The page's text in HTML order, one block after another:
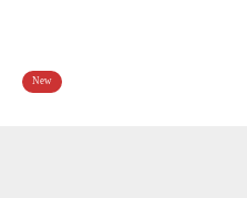
New